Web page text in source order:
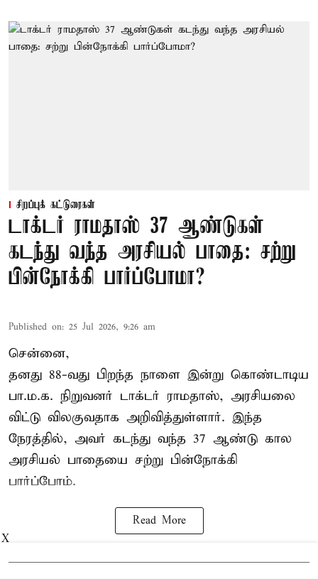
சிறப்புக் கட்டுரைகள்
டாக்டர் ராமதாஸ் 37 ஆண்டுகள்
கடந்து வந்த அரசியல் பாதை: சற்று
பின்நோக்கி பார்ப்போமா?
Published on: 25 Jul 2026, 9:26 am
சென்னை,
தனது 88-வது பிறந்த நாளை இன்று கொண்டாடிய
பா.ம.க. நிறுவனர் டாக்டர் ராமதாஸ், அரசியலை
விட்டு விலகுவதாக அறிவித்துள்ளார். இந்த
நேரத்தில், அவர் கடந்து வந்த 37 ஆண்டு கால
அரசியல் பாதையை சற்று பின்நோக்கி
பார்ப்போம்.
Read More
X